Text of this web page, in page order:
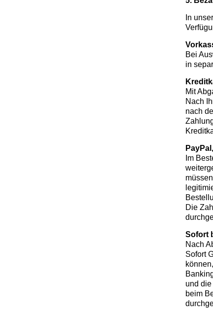
In
Bei
in
Mit
Nach
nach
Im
Die
Sofort
Nach
Sofort
und
beim